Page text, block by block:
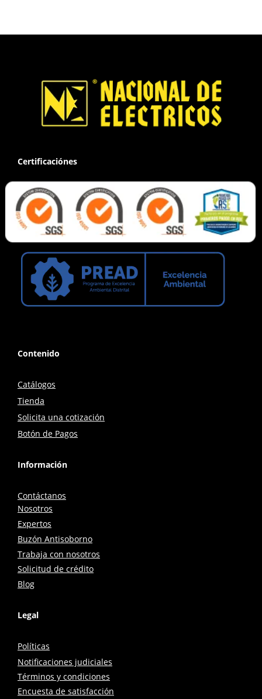
Certificaciónes
Contenido
Catálogos
Tienda
Solicita una cotización
Botón de Pagos
Información
Contáctanos
Nosotros
Expertos
Buzón Antisoborno
Trabaja con nosotros
Solicitud de crédito
Blog
Legal
Políticas
Notificaciones judiciales
Términos y condiciones
Encuesta de satisfacción